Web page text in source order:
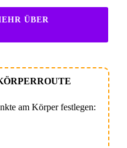
ÜBER
am Körper festlegen: